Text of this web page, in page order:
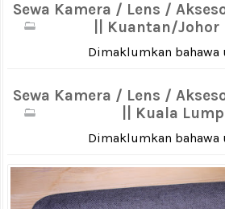
Sewa Kamera / Lens /
|| Kuantan/Johor
Dimaklumkan bahawa
Sewa Kamera / Lens /
|| Kuala
Dimaklumkan bahawa